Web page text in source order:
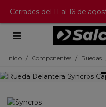
Cerrados del 11 al 16 de
Inicio / Componentes / Ruedas